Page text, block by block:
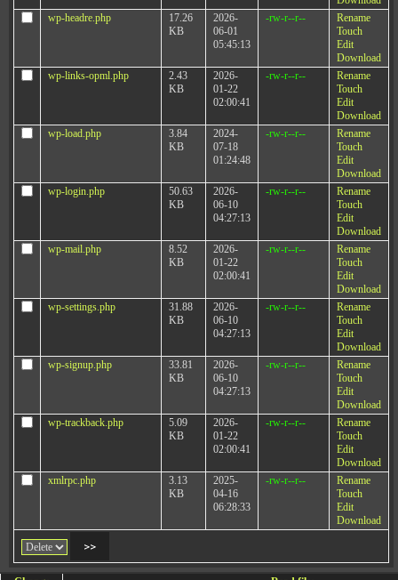
wp-headre.php
17.26
KB
2026-
06-01
05:45:13
-rw-r--r--
Rename
Touch
Edit
Download
wp-links-opml.php
2.43
KB
2026-
01-22
02:00:41
-rw-r--r--
Rename
Touch
Edit
Download
wp-load.php
3.84
KB
2024-
07-18
01:24:48
-rw-r--r--
Rename
Touch
Edit
Download
wp-login.php
50.63
KB
2026-
06-10
04:27:13
-rw-r--r--
Rename
Touch
Edit
Download
wp-mail.php
8.52
KB
2026-
01-22
02:00:41
-rw-r--r--
Rename
Touch
Edit
Download
wp-settings.php
31.88
KB
2026-
06-10
04:27:13
-rw-r--r--
Rename
Touch
Edit
Download
wp-signup.php
33.81
KB
2026-
06-10
04:27:13
-rw-r--r--
Rename
Touch
Edit
Download
wp-trackback.php
5.09
KB
2026-
01-22
02:00:41
-rw-r--r--
Rename
Touch
Edit
Download
xmlrpc.php
3.13
KB
2025-
04-16
06:28:33
-rw-r--r--
Rename
Touch
Edit
Download